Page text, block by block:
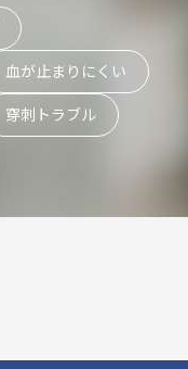
血が止まりにくい
穿刺トラブル